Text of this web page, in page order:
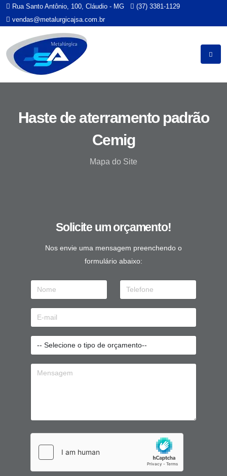
Rua Santo Antônio, 100, Cláudio - MG
(37) 3381-1129
vendas@metalurgicajsa.com.br
Haste de aterramento padrão
Cemig
Mapa do Site
Solicite um orçamento!
Nos envie uma mensagem preenchendo o
formulário abaixo: